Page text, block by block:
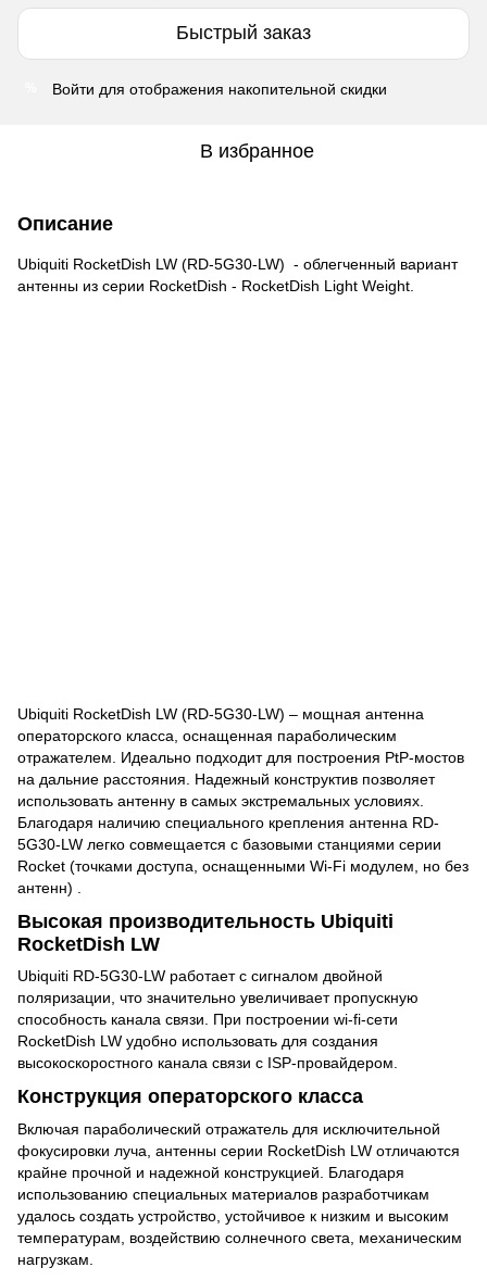
Быстрый заказ
Войти для отображения накопительной скидки
В избранное
Описание
Ubiquiti RocketDish LW (RD-5G30-LW) - облегченный вариант
антенны из серии RocketDish - RocketDish Light Weight.
Ubiquiti RocketDish LW (RD-5G30-LW) – мощная антенна
операторского класса, оснащенная параболическим
отражателем. Идеально подходит для построения PtP-мостов
на дальние расстояния. Надежный конструктив позволяет
использовать антенну в самых экстремальных условиях.
Благодаря наличию специального крепления антенна RD-
5G30-LW легко совмещается с базовыми станциями серии
Rocket (точками доступа, оснащенными Wi-Fi модулем, но без
антенн) .
Высокая производительность Ubiquiti
RocketDish LW
Ubiquiti RD-5G30-LW работает с сигналом двойной
поляризации, что значительно увеличивает пропускную
способность канала связи. При построении wi-fi-сети
RocketDish LW удобно использовать для создания
высокоскоростного канала связи с ISP-провайдером.
Конструкция операторского класса
Включая параболический отражатель для исключительной
фокусировки луча, антенны серии RocketDish LW отличаются
крайне прочной и надежной конструкцией. Благодаря
использованию специальных материалов разработчикам
удалось создать устройство, устойчивое к низким и высоким
температурам, воздействию солнечного света, механическим
нагрузкам.